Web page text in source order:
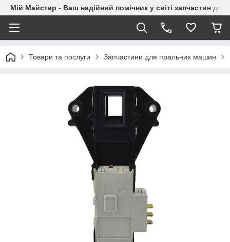
Мій Майстер - Ваш надійний помічник у світі запчастин до
Товари та послуги Запчастини для пральних машин